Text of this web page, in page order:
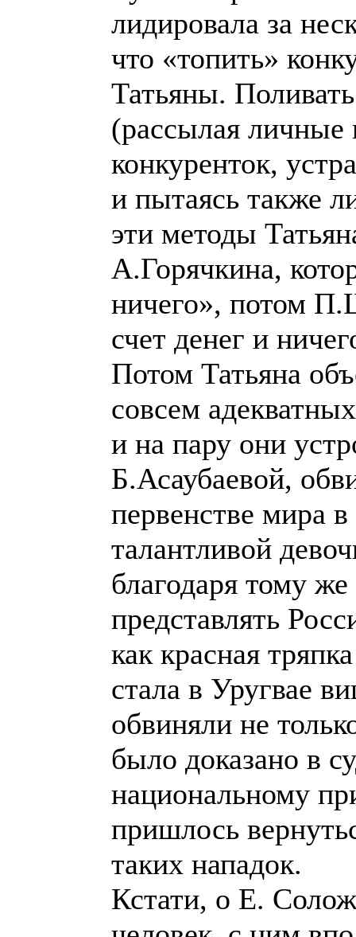
лидировала за
что «топить»
Татьяны.
(рассылая личные
конкуренток,
и пытаясь также
эти методы
А.Горячкина,
ничего», потом
счет денег и
Потом Татьяна
совсем
и на пару они
Б.Асаубаевой,
первенстве мира
талантливой
благодаря тому
представлять
как красная
стала в Уругвае
обвиняли не
было доказано в
национальному
пришлось
таких нападок.
Кстати, о Е.